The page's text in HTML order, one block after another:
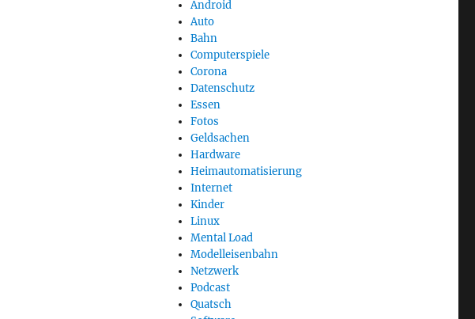
Android
Auto
Bahn
Computerspiele
Corona
Datenschutz
Essen
Fotos
Geldsachen
Hardware
Heimautomatisierung
Internet
Kinder
Linux
Mental Load
Modelleisenbahn
Netzwerk
Podcast
Quatsch